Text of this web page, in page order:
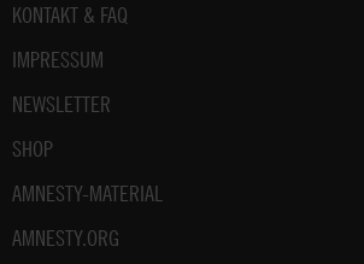
Fußbereich
KONTAKT & FAQ
IMPRESSUM
NEWSLETTER
SHOP
AMNESTY-MATERIAL
AMNESTY.ORG